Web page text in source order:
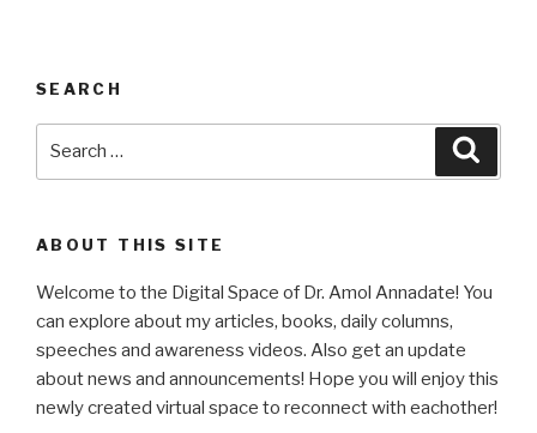
SEARCH
ABOUT THIS SITE
Welcome to the Digital Space of Dr. Amol Annadate! You
can explore about my articles, books, daily columns,
speeches and awareness videos. Also get an update
about news and announcements! Hope you will enjoy this
newly created virtual space to reconnect with eachother!